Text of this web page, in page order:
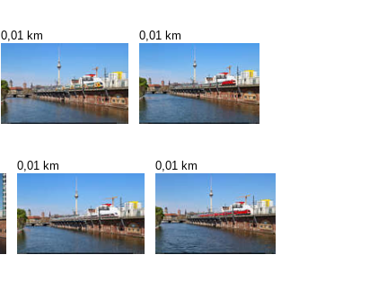
0,01 km 0,01 km
0,01 km 0,01 km